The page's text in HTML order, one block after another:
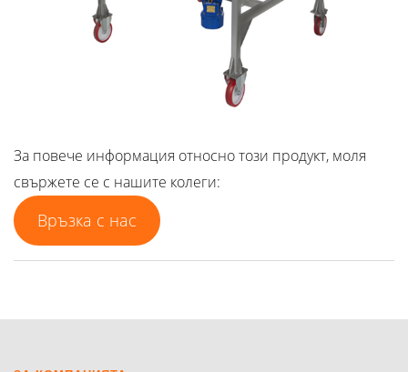
За повече информация относно този продукт, моля
свържете се с нашите колеги:
Връзка с нас